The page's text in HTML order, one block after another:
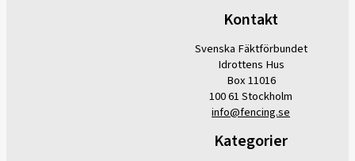
Kontakt
Svenska Fäktförbundet
Idrottens Hus
Box 11016
100 61 Stockholm
info@fencing.se
Kategorier